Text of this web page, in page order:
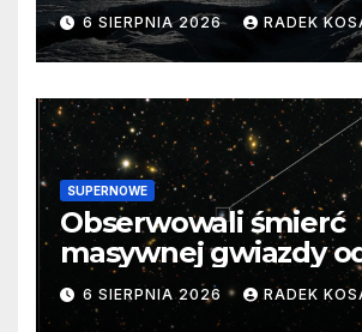
barierę
6 SIERPNIA 2026 RADEK
SUPERNOWE
Obserwowali śmierć
masywnej gwiazdy
samego początku.
cenne dane
6 SIERPNIA 2026 RADEK